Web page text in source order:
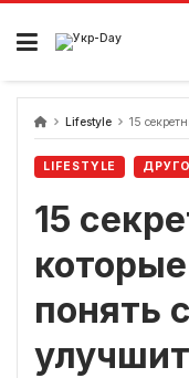
перейти
содержанию
Lifestyle 15 секретных
LIFESTYLE
15
понять